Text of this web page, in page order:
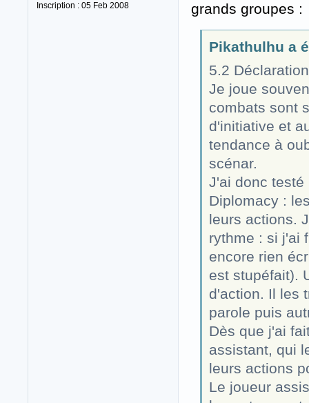
Inscription : 05 Feb 2008
grands groupes :
Pikathulhu a
5.2
Je joue
combats sont
d'initiative et
tendance à
scénar.
J'ai donc testé
Diplomacy :
leurs actions.
rythme : si j'ai
encore rien
est stupéfait).
d'action. Il les
parole puis
Dès que j'ai
assistant, qui
leurs actions
Le joueur